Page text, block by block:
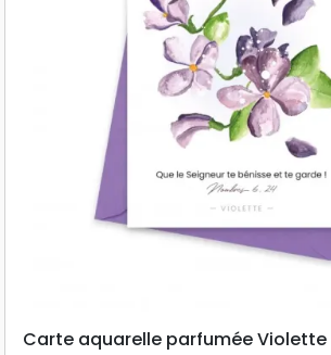
Carte aquarelle parfumée Violette